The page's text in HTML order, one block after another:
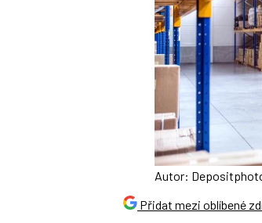
Autor:
Přidat mezi oblíbené